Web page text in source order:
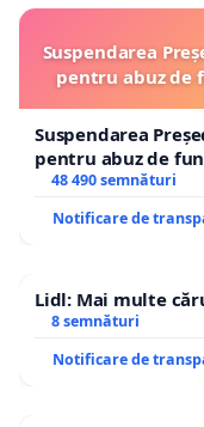
Suspendarea
pentru abuz de
Suspendarea
pentru abuz de
48 490 semnături
Notificare de
Lidl: Mai multe
8 semnături
Notificare de